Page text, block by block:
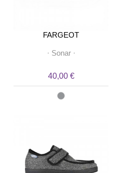
FARGEOT
· Sonar·
40,00 €